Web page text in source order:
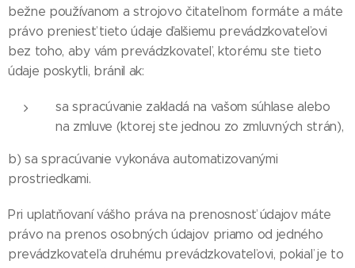
bežne používanom a strojovo čitateľnom formáte a máte
právo preniesť tieto údaje ďalšiemu prevádzkovateľovi
bez toho, aby vám prevádzkovateľ, ktorému ste tieto
údaje poskytli, bránil ak:
sa spracúvanie zakladá na vašom súhlase alebo
na zmluve (ktorej ste jednou zo zmluvných strán),
b) sa spracúvanie vykonáva automatizovanými
prostriedkami.
Pri uplatňovaní vášho práva na prenosnosť údajov máte
právo na prenos osobných údajov priamo od jedného
prevádzkovateľa druhému prevádzkovateľovi, pokiaľ je to